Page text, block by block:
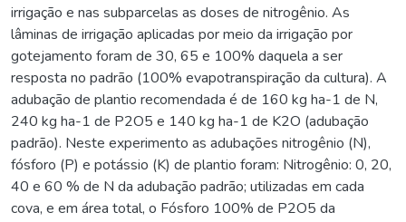
irrigação e nas subparcelas as doses de nitrogênio. As
lâminas de irrigação aplicadas por meio da irrigação por
gotejamento foram de 30, 65 e 100% daquela a ser
resposta no padrão (100% evapotranspiração da cultura). A
adubação de plantio recomendada é de 160 kg ha-1 de N,
240 kg ha-1 de P2O5 e 140 kg ha-1 de K2O (adubação
padrão). Neste experimento as adubações nitrogênio (N),
fósforo (P) e potássio (K) de plantio foram: Nitrogênio: 0, 20,
40 e 60 % de N da adubação padrão; utilizadas em cada
cova, e em área total, o Fósforo 100% de P2O5 da